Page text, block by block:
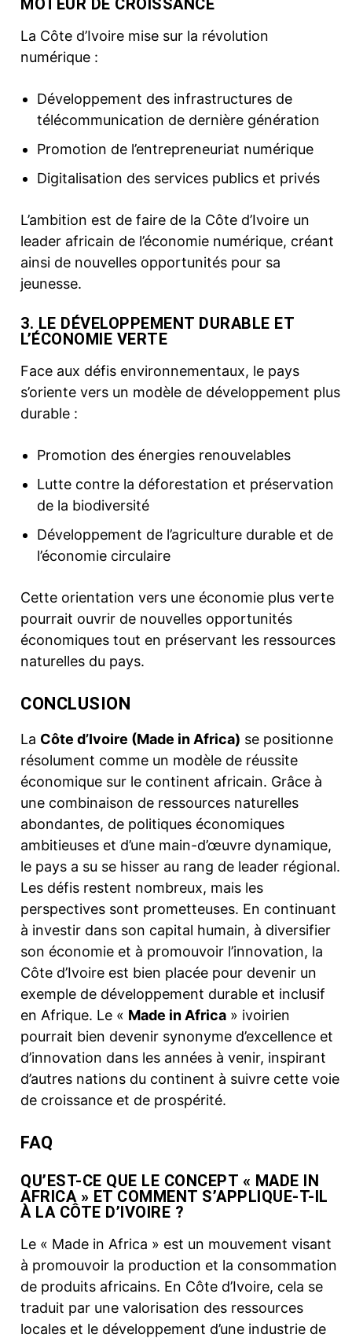
La Côte d’Ivoire mise sur la révolution
numérique :
Développement des infrastructures de
télécommunication de dernière génération
Promotion de l’entrepreneuriat numérique
Digitalisation des services publics et privés
L’ambition est de faire de la Côte d’Ivoire un
leader africain de l’économie numérique, créant
ainsi de nouvelles opportunités pour sa
jeunesse.
3. LE DÉVELOPPEMENT DURABLE ET
L’ÉCONOMIE VERTE
Face aux défis environnementaux, le pays
s’oriente vers un modèle de développement plus
durable :
Promotion des énergies renouvelables
Lutte contre la déforestation et préservation
de la biodiversité
Développement de l’agriculture durable et de
l’économie circulaire
Cette orientation vers une économie plus verte
pourrait ouvrir de nouvelles opportunités
économiques tout en préservant les ressources
naturelles du pays.
CONCLUSION
La Côte d’Ivoire (Made in Africa) se positionne
résolument comme un modèle de réussite
économique sur le continent africain. Grâce à
une combinaison de ressources naturelles
abondantes, de politiques économiques
ambitieuses et d’une main-d’œuvre dynamique,
le pays a su se hisser au rang de leader régional.
Les défis restent nombreux, mais les
perspectives sont prometteuses. En continuant
à investir dans son capital humain, à diversifier
son économie et à promouvoir l’innovation, la
Côte d’Ivoire est bien placée pour devenir un
exemple de développement durable et inclusif
en Afrique. Le « Made in Africa » ivoirien
pourrait bien devenir synonyme d’excellence et
d’innovation dans les années à venir, inspirant
d’autres nations du continent à suivre cette voie
de croissance et de prospérité.
FAQ
QU’EST-CE QUE LE CONCEPT « MADE IN
AFRICA » ET COMMENT S’APPLIQUE-T-IL
À LA CÔTE D’IVOIRE ?
Le « Made in Africa » est un mouvement visant
à promouvoir la production et la consommation
de produits africains. En Côte d’Ivoire, cela se
traduit par une valorisation des ressources
locales et le développement d’une industrie de